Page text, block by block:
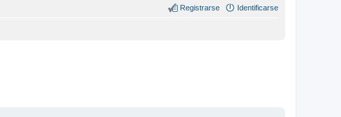
Identificarse
Registrarse